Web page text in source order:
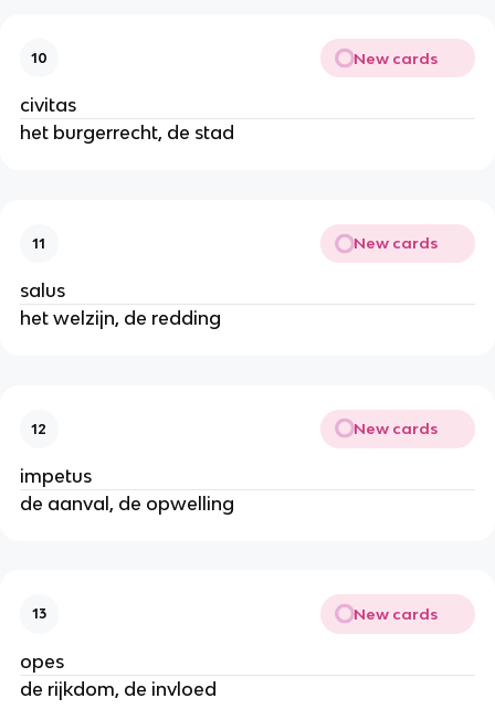
10 New cards
civitas
het burgerrecht, de stad
11 New cards
salus
het welzijn, de redding
12 New cards
impetus
de aanval, de opwelling
13 New cards
opes
de rijkdom, de invloed